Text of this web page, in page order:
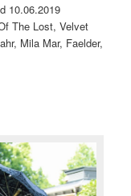
10.06.2019
The Lost, Velvet
Mila Mar, Faelder,